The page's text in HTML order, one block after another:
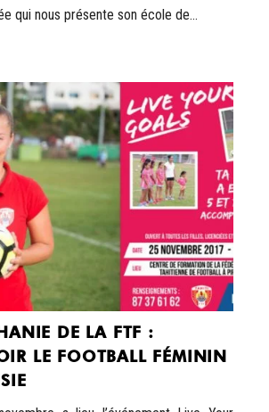
qui nous présente son école de...
DE LA FTF :
LE FOOTBALL FÉMININ